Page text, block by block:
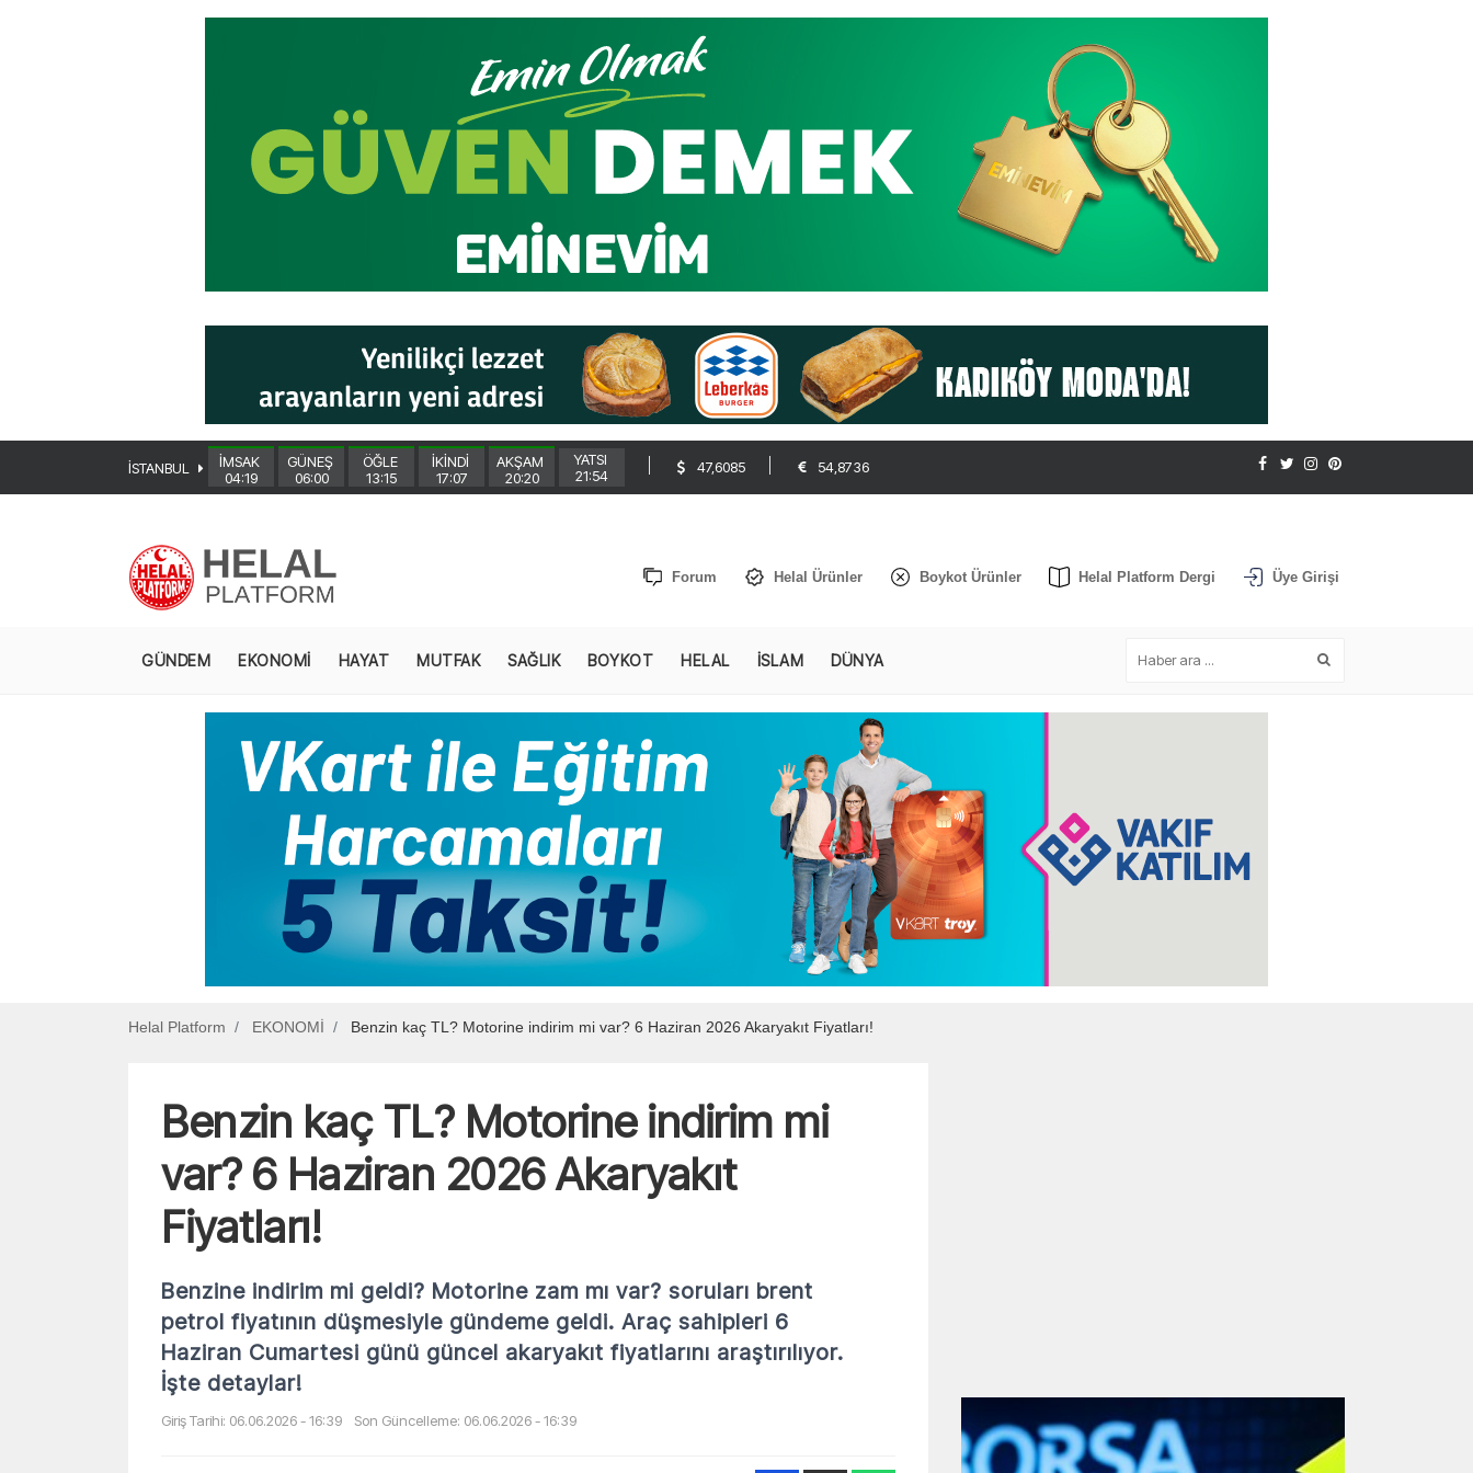
İSTANBUL
İMSAK
04:19
GÜNEŞ
06:00
ÖĞLE
13:15
İKİNDİ
17:07
AKŞAM
20:20
YATSI
21:54
47,6085 54,8736
Forum Helal Ürünler Boykot Ürünler Helal Platform Dergi Üye Girişi
GÜNDEM EKONOMİ HAYAT MUTFAK SAĞLIK BOYKOT HELAL İSLAM DÜNYA
Helal Platform EKONOMİ Benzin kaç TL? Motorine indirim mi var? 6 Haziran 2026 Akaryakıt Fiyatları!
Benzin kaç TL? Motorine indirim mi
var? 6 Haziran 2026 Akaryakıt
Fiyatları!
Benzine indirim mi geldi? Motorine zam mı var? soruları brent
petrol fiyatının düşmesiyle gündeme geldi. Araç sahipleri 6
Haziran Cumartesi günü güncel akaryakıt fiyatlarını araştırılıyor.
İşte detaylar!
Giriş Tarihi: 06.06.2026 - 16:39 Son Güncelleme: 06.06.2026 - 16:39